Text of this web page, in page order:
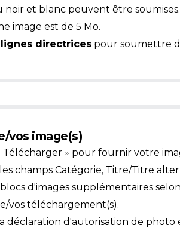
noir et blanc peuvent être soumises.
image est de 5 Mo.
directrices pour soumettre
vos image(s)
Télécharger » pour fournir votre
champs Catégorie, Titre/Titre
d'images supplémentaires selon
vos téléchargement(s).
déclaration d'autorisation de